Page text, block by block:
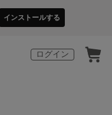
インストールする
ログイン